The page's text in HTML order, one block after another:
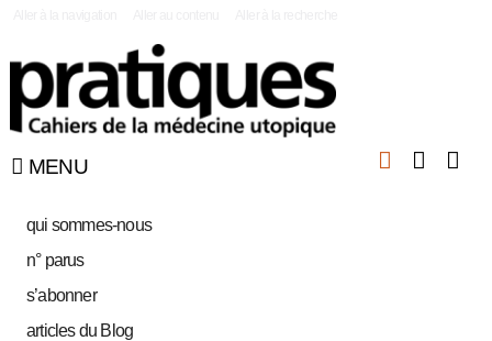
MENU
qui sommes-nous
n° parus
s’abonner
articles du Blog